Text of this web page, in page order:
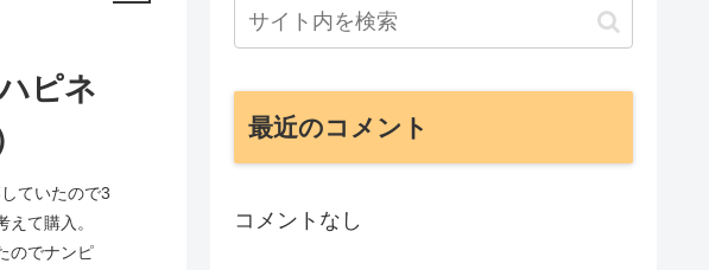
ピネ
ていたので3
て購入。
のでナンピ
最近のコメント
コメントなし